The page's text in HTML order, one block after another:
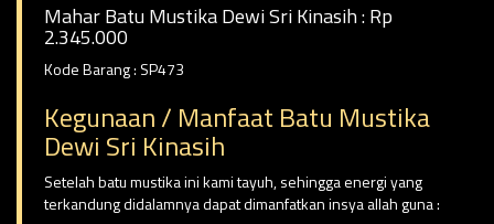
Mahar Batu Mustika Dewi Sri Kinasih : Rp
2.345.000
Kode Barang : SP473
Kegunaan / Manfaat Batu Mustika
Dewi Sri Kinasih
Setelah batu mustika ini kami tayuh, sehingga energi yang
terkandung didalamnya dapat dimanfatkan insya allah guna :